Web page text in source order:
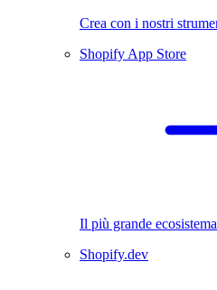
Crea con i nostri
Shopify App Store
Il più grande
Shopify.dev